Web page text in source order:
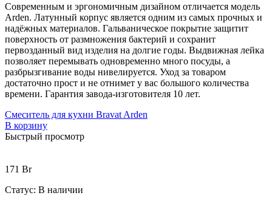
Современным и эргономичным дизайном отличается модель
Arden. Латунный корпус является одним из самых прочных и
надёжных материалов. Гальваническое покрытие защитит
поверхность от размножения бактерий и сохранит
первозданный вид изделия на долгие годы. Выдвижная лейка
позволяет перемывать одновременно много посуды, а
разбрызгивание воды нивелируется. Уход за товаром
достаточно прост и не отнимет у вас большого количества
времени. Гарантия завода-изготовителя 10 лет.
Смеситель для кухни Bravat Arden
В корзину
Быстрый просмотр
171 Br
Статус: В наличии